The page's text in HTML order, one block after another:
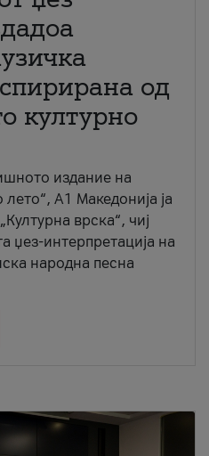
од
културно
издание на
А1 Македонија ја
врска“, чиј
џез-интерпретација на
народна песна